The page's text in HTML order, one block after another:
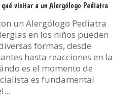
visitar a un Alergólogo Pediatra
un Alergólogo Pediatra
en los niños pueden
formas, desde
hasta reacciones en la
es el momento de
es fundamental